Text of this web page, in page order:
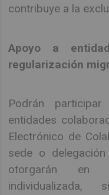
contribuye a la
Apoyo a
regularización
Podrán
entidades
Electrónico de
sede o
otorgarán en